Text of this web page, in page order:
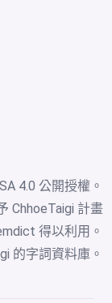
4.0 公開授權。
ChhoeTaigi 計畫
得以利用。
的字詞資料庫。